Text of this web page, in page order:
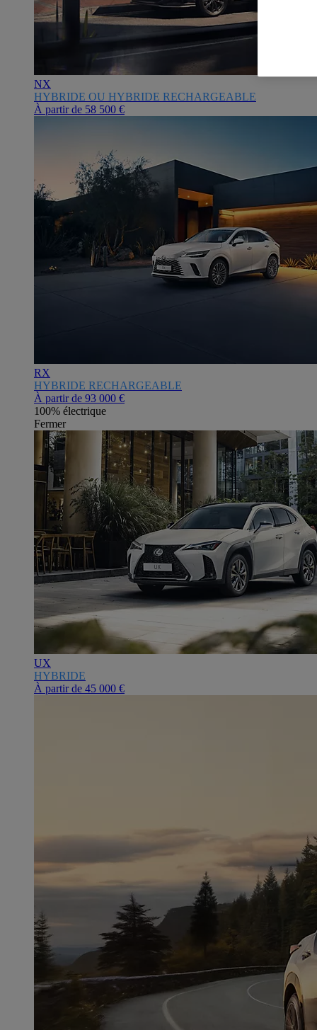
NX
HYBRIDE OU HYBRIDE RECHARGEABLE
À partir de 58 500 €
RX
HYBRIDE RECHARGEABLE
À partir de 93 000 €
100% électrique
Fermer
UX
HYBRIDE
À partir de 45 000 €